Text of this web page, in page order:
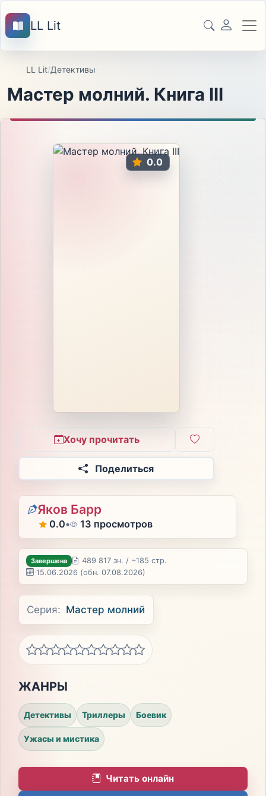
LL Lit
LL Lit/Детективы
Мастер молний. Книга III
0.0
Хочу прочитать
Поделиться
Яков Барр
0.0• 13 просмотров
Завершена
489 817 зн. / ~185 стр.
15.06.2026 (обн. 07.08.2026)
Серия: Мастер молний
ЖАНРЫ
Детективы Триллеры Боевик
Ужасы и мистика
Читать онлайн